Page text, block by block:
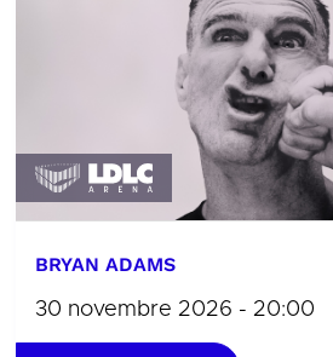
BRYAN ADAMS
30 novembre 2026 - 20:00